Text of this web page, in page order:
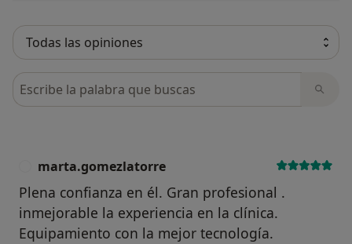
Busca en opiniones
marta.gomezlatorre
Plena confianza en él. Gran profesional .
inmejorable la experiencia en la clínica.
Equipamiento con la mejor tecnología.